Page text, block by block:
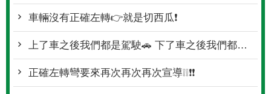
車輛沒有正確左轉👉就是切西瓜❗
上了車之後我們都是駕駛🚗 下了車之後我們都是行人🚶‍♀️
正確左轉彎要來再次再次再次宣導❕❕❗❗